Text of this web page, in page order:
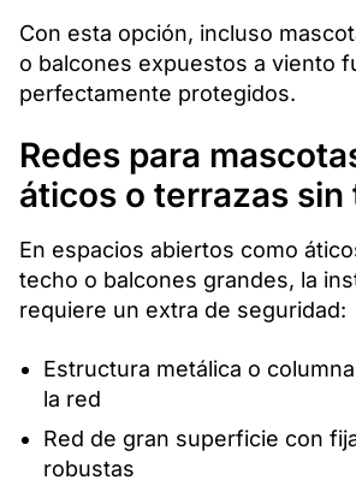
Con esta opción, incluso
o balcones expuestos a viento
perfectamente protegidos.
Redes para
áticos o terrazas sin
En espacios abiertos como
techo o balcones grandes, la
requiere un extra de seguridad:
Estructura metálica o
la red
Red de gran superficie con
robustas